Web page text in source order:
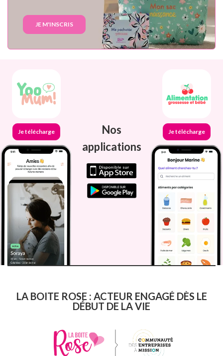
JE M'INSCRIS
Je télécharge
Nos
applications
Je télécharge
LA BOITE ROSE : ACTEUR ENGAGÉ DÈS LE
DÉBUT DE LA VIE